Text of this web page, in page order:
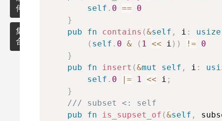
数
作
用
域
木
木
セ
グ
メ
ン
の
他
数
列
ア
ル
何
点・
ベク
トル
集
合
self . 0 ==
0
}
pub
fn contains (&self , i : usize
( self . 0 & ( 1 << i ) ) !=
0
}
pub
fn insert (&mut self , i :
self . 0 |= 1 << i ;
}
/// subset <: self
pub
fn is_supset_of (&self ,